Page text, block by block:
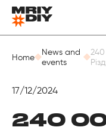
Назад
Home
News and
events
240
17/12/2024
240